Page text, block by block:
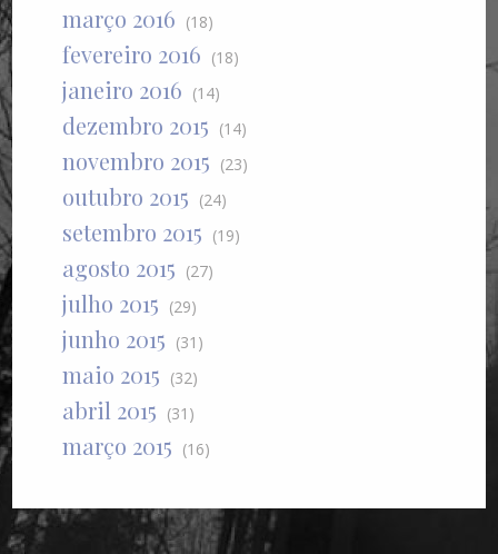
março 2016 (18)
fevereiro 2016 (18)
janeiro 2016 (14)
dezembro 2015 (14)
novembro 2015 (23)
outubro 2015 (24)
setembro 2015 (19)
agosto 2015 (27)
julho 2015 (29)
junho 2015 (31)
maio 2015 (32)
abril 2015 (31)
março 2015 (16)